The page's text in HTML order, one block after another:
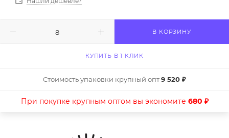
В КОРЗИНУ
КУПИТЬ В 1 КЛИК
Стоимость упаковки крупный опт9 520 ₽
При покупке крупным оптом вы экономите 680 ₽